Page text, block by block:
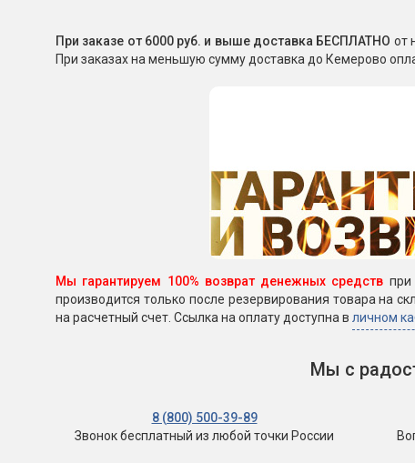
При заказе от 6000 руб. и выше доставка БЕСПЛАТНО от
При заказах на меньшую сумму доставка до Кемерово
Мы гарантируем 100% возврат денежных средств при
производится только после резервирования товара на
на расчетный счет. Ссылка на оплату доступна в личном
Мы с
8 (800) 500-39-89
Звонок бесплатный из любой точки России